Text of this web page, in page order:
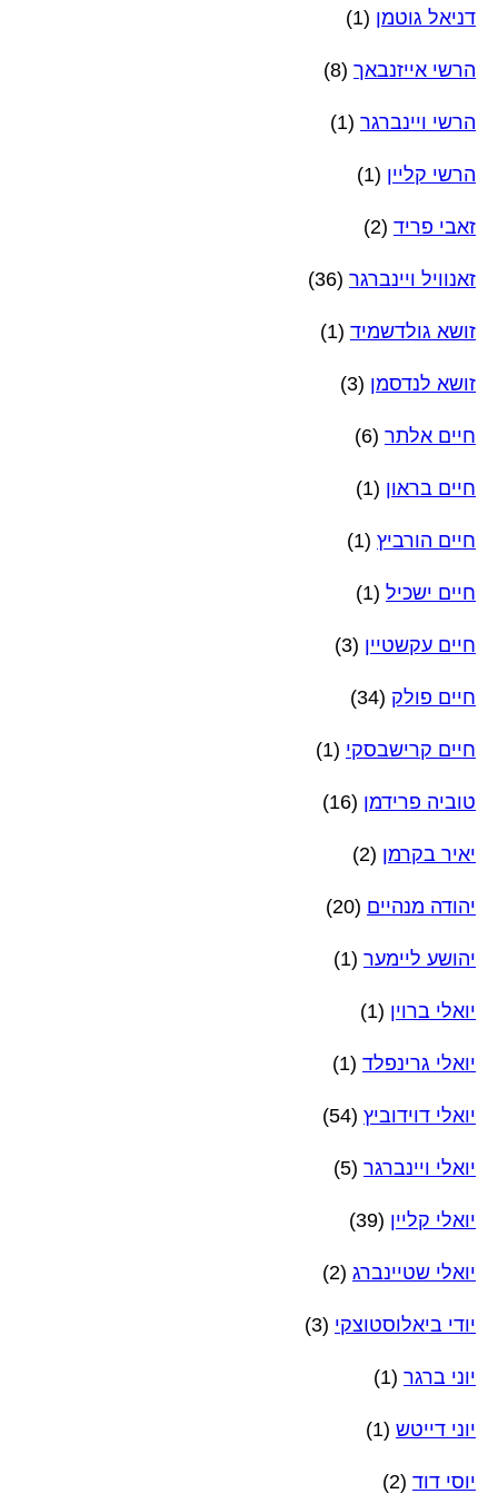
דניאל גוטמן (1)
הרשי אייזנבאך (8)
הרשי ויינברגר (1)
הרשי קליין (1)
זאבי פריד (2)
זאנוויל ויינברגר (36)
זושא גולדשמיד (1)
זושא לנדסמן (3)
חיים אלתר (6)
חיים בראון (1)
חיים הורביץ (1)
חיים ישכיל (1)
חיים עקשטיין (3)
חיים פולק (34)
חיים קרישבסקי (1)
טוביה פרידמן (16)
יאיר בקרמן (2)
יהודה מנהיים (20)
יהושע ליימער (1)
יואלי ברוין (1)
יואלי גרינפלד (1)
יואלי דוידוביץ (54)
יואלי ויינברגר (5)
יואלי קליין (39)
יואלי שטיינברג (2)
יודי ביאלוסטוצקי (3)
יוני ברגר (1)
יוני דייטש (1)
יוסי דוד (2)